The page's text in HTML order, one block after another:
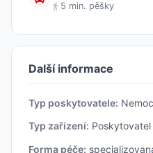
5 min. pěšky
Další informace
Typ poskytovatele:
Typ zařízení:
Forma péče: